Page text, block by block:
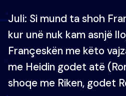
Juli: Si mund ta shoh
kur unë nuk kam asnjë
Françeskën me këto
me Heidin godet atë
shoqe me Riken, godet